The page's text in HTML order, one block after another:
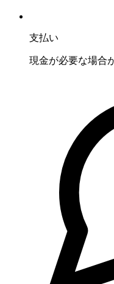
支払い
現金が必要な場合